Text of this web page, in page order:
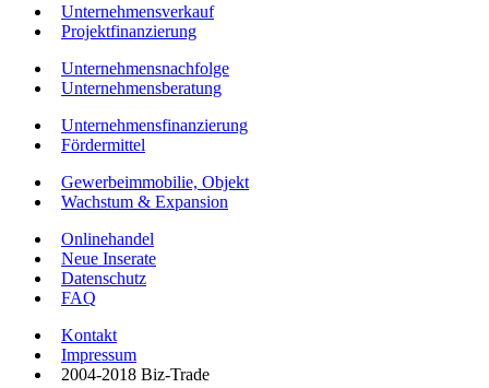
Unternehmensverkauf
Projektfinanzierung
Unternehmensnachfolge
Unternehmensberatung
Unternehmensfinanzierung
Fördermittel
Gewerbeimmobilie, Objekt
Wachstum & Expansion
Onlinehandel
Neue Inserate
Datenschutz
FAQ
Kontakt
Impressum
2004-2018 Biz-Trade